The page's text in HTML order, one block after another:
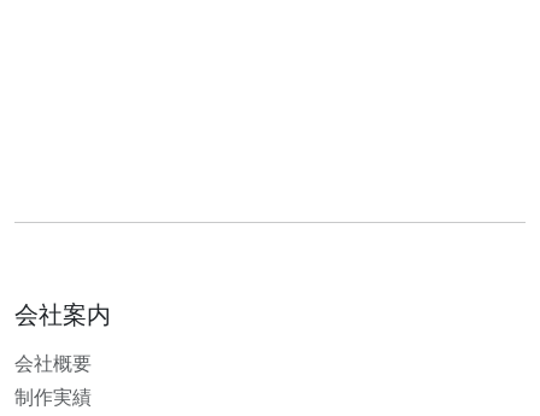
会社案内
会社概要
制作実績